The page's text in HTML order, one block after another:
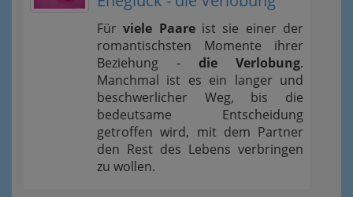
Fürviele Paareist sie einer der
romantischsten Momente ihrer
Beziehung - die Verlobung.
Manchmal ist es ein langer und
beschwerlicher Weg, bis die
bedeutsame Entscheidung
getroffen wird, mit dem Partner
den Rest des Lebens verbringen
zu wollen.